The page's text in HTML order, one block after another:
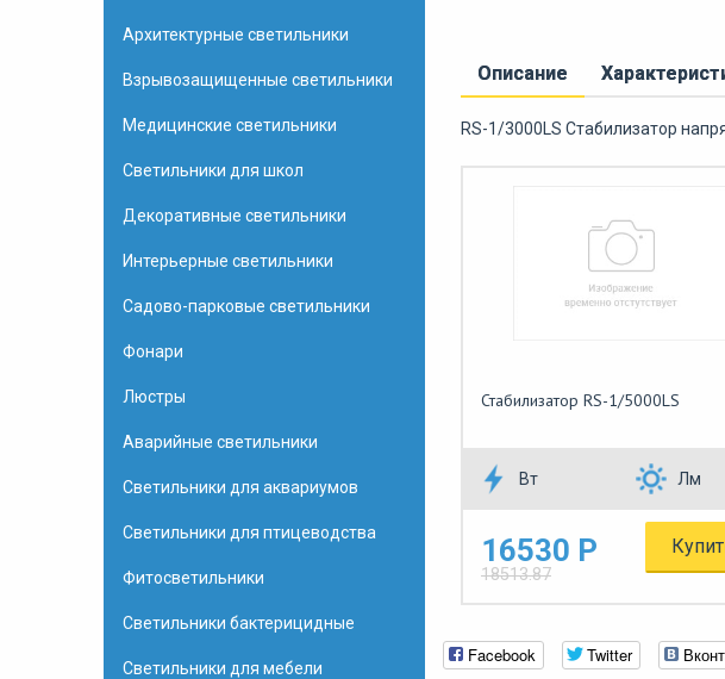
Архитектурные светильники
Взрывозащищенные светильники
Медицинские светильники
Светильники для школ
Декоративные светильники
Интерьерные светильники
Садово-парковые светильники
Фонари
Люстры
Аварийные светильники
Светильники для аквариумов
Светильники для птицеводства
Фитосветильники
Светильники бактерицидные
Светильники для мебели
Описание
RS-1/3000LS Стабилизатор
Стабилизатор RS-1/5000LS
Вт Лм
16530 Р
18513.87
Facebook Twitter